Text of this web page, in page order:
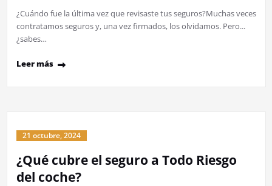
¿Cuándo fue la última vez que revisaste tus seguros?Muchas veces
contratamos seguros y, una vez firmados, los olvidamos. Pero...
¿sabes…
Leer más
21 octubre, 2024
¿Qué cubre el seguro a Todo Riesgo
del coche?